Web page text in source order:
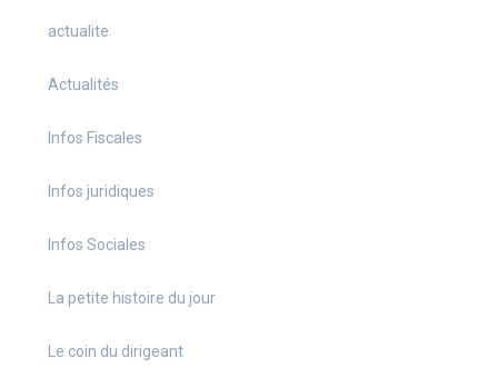
actualite
Actualités
Infos Fiscales
Infos juridiques
Infos Sociales
La petite histoire du jour
Le coin du dirigeant